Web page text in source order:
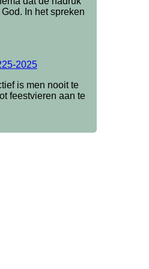
In het spreken
2025
is men nooit te
feestvieren aan te